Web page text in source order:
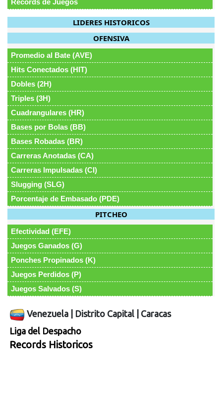
LIDERES HISTORICOS
OFENSIVA
Promedio al Bate (AVE)
Hits Conectados (HIT)
Dobles (2H)
Triples (3H)
Cuadrangulares (HR)
Bases por Bolas (BB)
Bases Robadas (BR)
Carreras Anotadas (CA)
Carreras Impulsadas (CI)
Slugging (SLG)
Porcentaje de Embasado (PDE)
PITCHEO
Efectividad (EFE)
Juegos Ganados (G)
Ponches Propinados (K)
Juegos Perdidos (P)
Juegos Salvados (S)
Venezuela Distrito Capital
Caracas
Liga del Despacho
Records Historicos